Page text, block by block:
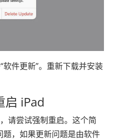
软件更新”。重新下载并安装
启 iPad
请尝试强制重启。这个简
，如果更新问题是由软件